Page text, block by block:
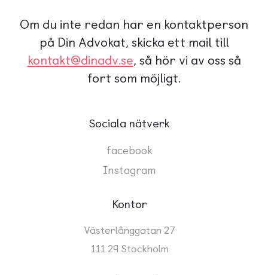
Om du inte redan har en kontaktperson
på Din Advokat, skicka ett mail till
kontakt@dinadv.se, så hör vi av oss så
fort som möjligt.
Sociala nätverk
facebook
Instagram
Kontor
Västerlånggatan 27
111 29 Stockholm